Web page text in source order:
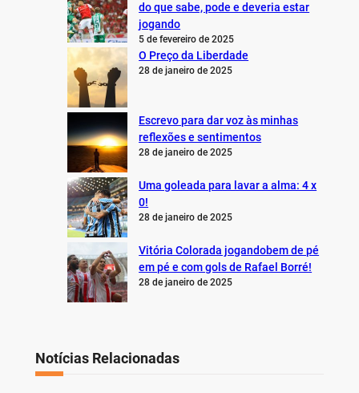
do que sabe, pode e deveria estar
jogando
5 de fevereiro de 2025
O Preço da Liberdade
28 de janeiro de 2025
Escrevo para dar voz às minhas
reflexões e sentimentos
28 de janeiro de 2025
Uma goleada para lavar a alma: 4 x
0!
28 de janeiro de 2025
Vitória Colorada jogandobem de pé
em pé e com gols de Rafael Borré!
28 de janeiro de 2025
Notícias Relacionadas